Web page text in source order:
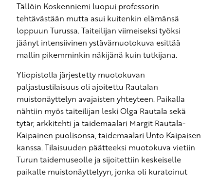
Tällöin Koskenniemi luopui professorin
tehtävästään mutta asui kuitenkin elämänsä
loppuun Turussa. Taiteilijan viimeiseksi työksi
jäänyt intensiivinen ystävämuotokuva esittää
mallin pikemminkin näkijänä kuin tutkijana.
Yliopistolla järjestetty muotokuvan
paljastustilaisuus oli ajoitettu Rautalan
muistonäyttelyn avajaisten yhteyteen. Paikalla
nähtiin myös taiteilijan leski Olga Rautala sekä
tytär, arkkitehti ja taidemaalari Margit Rautala-
Kaipainen puolisonsa, taidemaalari Unto Kaipaisen
kanssa. Tilaisuuden päätteeksi muotokuva vietiin
Turun taidemuseolle ja sijoitettiin keskeiselle
paikalle muistonäyttelyyn, jonka oli kuratoinut